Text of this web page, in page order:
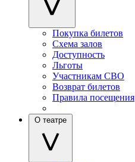
Покупка билетов
Схема залов
Доступность
Льготы
Участникам СВО
Возврат билетов
Правила посещения
О театре